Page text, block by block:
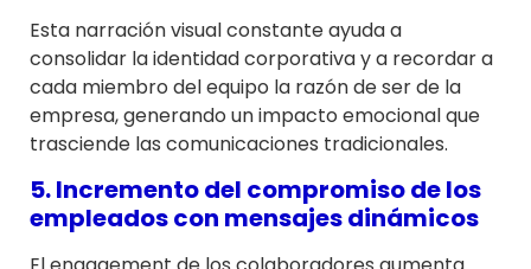
Esta narración visual constante ayuda a
consolidar la identidad corporativa y a recordar a
cada miembro del equipo la razón de ser de la
empresa, generando un impacto emocional que
trasciende las comunicaciones tradicionales.
5. Incremento del compromiso de los
empleados con mensajes dinámicos